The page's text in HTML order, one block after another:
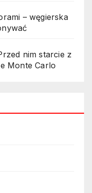
– węgierska
nim starcie z
Monte Carlo